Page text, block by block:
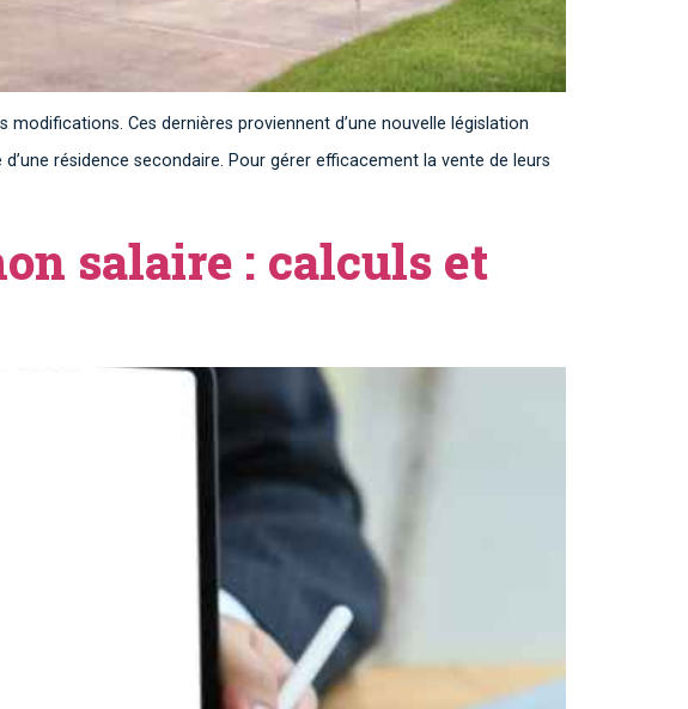
Ces dernières proviennent d’une nouvelle législation
résidence secondaire. Pour gérer efficacement la vente de leurs
salaire : calculs et